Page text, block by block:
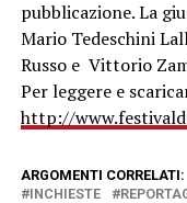
pubblicazione. La
Mario Tedeschini
Russo e Vittorio
Per leggere e
http://
ARGOMENTI CORRELATI:
INCHIESTE